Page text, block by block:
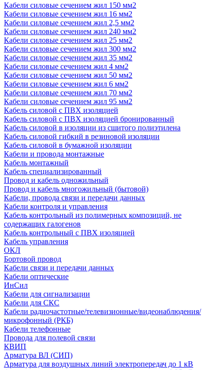
Кабели силовые сечением жил 150 мм2
Кабели силовые сечением жил 16 мм2
Кабели силовые сечением жил 2,5 мм2
Кабели силовые сечением жил 240 мм2
Кабели силовые сечением жил 25 мм2
Кабели силовые сечением жил 300 мм2
Кабели силовые сечением жил 35 мм2
Кабели силовые сечением жил 4 мм2
Кабели силовые сечением жил 50 мм2
Кабели силовые сечением жил 6 мм2
Кабели силовые сечением жил 70 мм2
Кабели силовые сечением жил 95 мм2
Кабель силовой с ПВХ изоляцией
Кабель силовой с ПВХ изоляцией бронированный
Кабель силовой в изоляции из сшитого полиэтилена
Кабель силовой гибкий в резиновой изоляции
Кабель силовой в бумажной изоляции
Кабели и провода монтажные
Кабель монтажный
Кабель специализированный
Провод и кабель одножильный
Провод и кабель многожильный (бытовой)
Кабели, провода связи и передачи данных
Кабели контроля и управления
Кабель контрольный из полимерных композиций, не
содержащих галогенов
Кабель контрольный с ПВХ изоляцией
Кабель управления
ОКЛ
Бортовой провод
Кабели связи и передачи данных
Кабели оптические
ИнСил
Кабели для сигнализации
Кабели для СКС
Кабели радиочастотные/телевизионные/видеонаблюдения/
микрофонный (РКБ)
Кабели телефонные
Провода для полевой связи
КВИП
Арматура ВЛ (СИП)
Арматура для воздушных линий электропередач до 1 кВ